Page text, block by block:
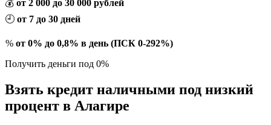
💰 от 2 000 до 30 000 рублей
🕘 от 7 до 30 дней
% от 0% до 0,8% в день (ПСК 0-292%)
Получить деньги под 0%
Взять кредит наличными под низкий
процент в Алагире